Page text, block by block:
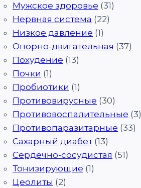
Мужское здоровье (31)
Нервная система (22)
Низкое давление (1)
Опорно-двигательная (37)
Похудение (13)
Почки (1)
Пробиотики (1)
Противовирусные (30)
Противовоспалительные (3)
Противопаразитарные (33)
Сахарный диабет (13)
Сердечно-сосудистая (51)
Тонизирующие (1)
Цеолиты (2)